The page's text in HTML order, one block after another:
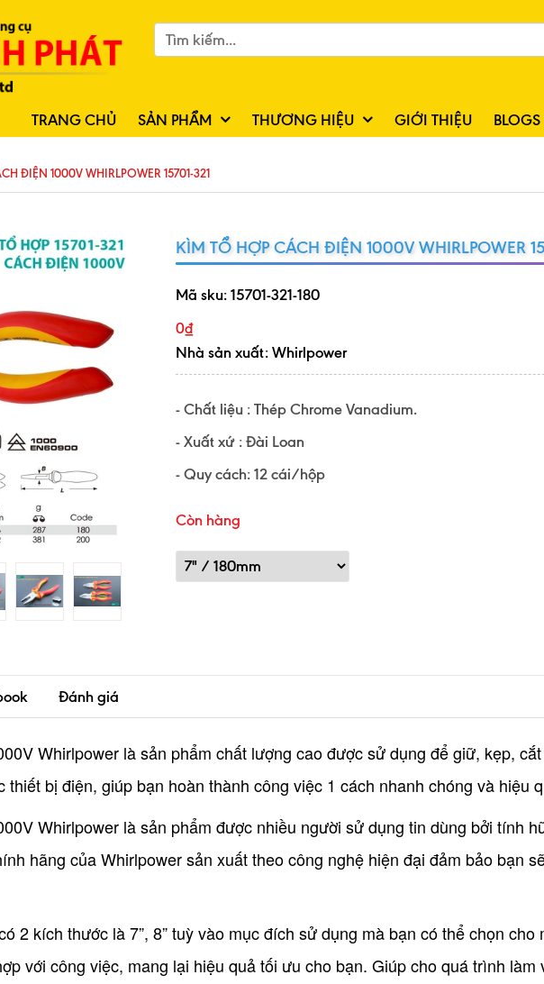
TRANG CHỦ SẢN PHẨM THƯƠNG HIỆU GIỚI THIỆU BLOGS
ĐIỆN 1000V WHIRLPOWER 15701-321
KÌM TỔ HỢP CÁCH ĐIỆN 1000V WHIRLPOWER
Mã sku: 15701-321-180
0₫
Nhà sản xuất: Whirlpower
- Chất liệu : Thép Chrome Vanadium.
- Xuất xứ : Đài Loan
- Quy cách: 12 cái/hộp
Còn hàng
Đánh giá
Whirlpower là sản phẩm chất lượng cao được sử dụng để giữ, kẹp,
thiết bị điện, giúp bạn hoàn thành công việc 1 cách nhanh chóng và hiệu
Whirlpower là sản phẩm được nhiều người sử dụng tin dùng bởi tính
hãng của Whirlpower sản xuất theo công nghệ hiện đại đảm bảo bạn
2 kích thước là 7”, 8” tuỳ vào mục đích sử dụng mà bạn có thể chọn cho
với công việc, mang lại hiệu quả tối ưu cho bạn. Giúp cho quá trình làm